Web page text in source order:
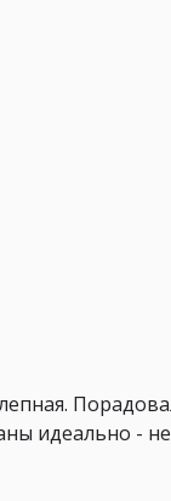
идеально -